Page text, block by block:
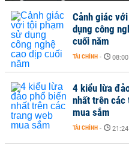
Cảnh giác
dụng công
cuối năm
TÀI CHÍNH -
4 kiểu lừa
nhất trên các
mua sắm
TÀI CHÍNH -